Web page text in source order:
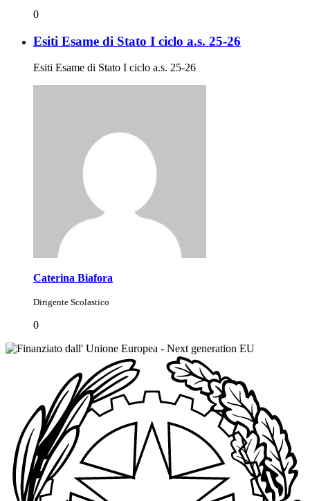
0
Esiti Esame di Stato I ciclo a.s. 25-26
Esiti Esame di Stato I ciclo a.s. 25-26
Caterina Biafora
Dirigente Scolastico
0